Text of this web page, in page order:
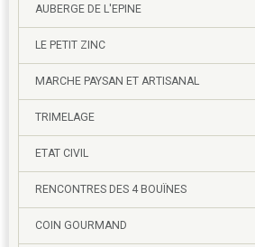
AUBERGE DE L'EPINE
LE PETIT ZINC
MARCHE PAYSAN ET ARTISANAL
TRIMELAGE
ETAT CIVIL
RENCONTRES DES 4 BOUÏNES
COIN GOURMAND